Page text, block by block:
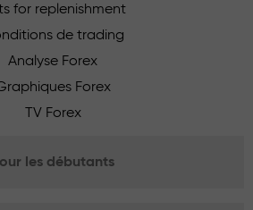
for replenishment
de trading
Analyse Forex
Forex
TV Forex
les débutants